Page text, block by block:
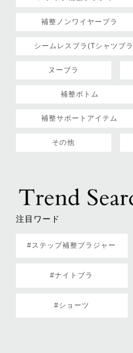
補整ノンワイヤーブラ
シームレスブラ(Tシャツブ
ヌーブラ
補整ボトム
補整サポートアイテム
その他
注目ワード
#ステップ補整ブラジャー
#ナイトブラ
#ショーツ